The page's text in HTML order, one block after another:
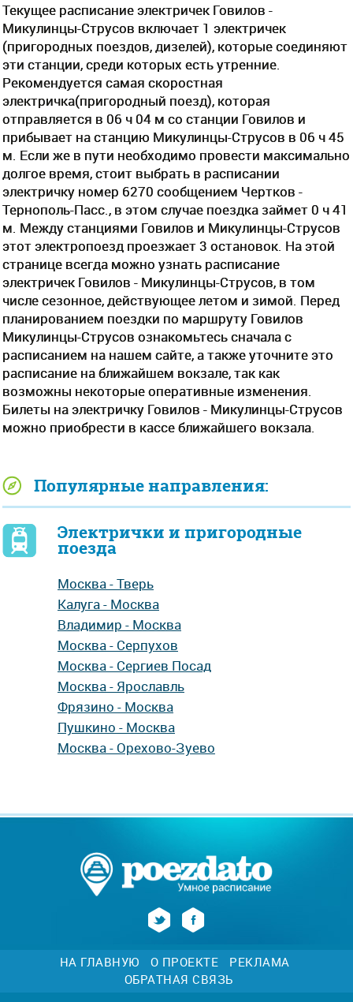
Текущее расписание электричек Говилов -
Микулинцы-Струсов включает 1 электричек
(пригородных поездов, дизелей), которые соединяют
эти станции, среди которых есть утренние.
Рекомендуется самая скоростная
электричка(пригородный поезд), которая
отправляется в 06 ч 04 м со станции Говилов и
прибывает на станцию Микулинцы-Струсов в 06 ч 45
м. Если же в пути необходимо провести максимально
долгое время, стоит выбрать в расписании
электричку номер 6270 сообщением Чертков -
Тернополь-Пасс., в этом случае поездка займет 0 ч 41
м. Между станциями Говилов и Микулинцы-Струсов
этот электропоезд проезжает 3 остановок. На этой
странице всегда можно узнать расписание
электричек Говилов - Микулинцы-Струсов, в том
числе сезонное, действующее летом и зимой. Перед
планированием поездки по маршруту Говилов
Микулинцы-Струсов ознакомьтесь сначала с
расписанием на нашем сайте, а также уточните это
расписание на ближайшем вокзале, так как
возможны некоторые оперативные изменения.
Билеты на электричку Говилов - Микулинцы-Струсов
можно приобрести в кассе ближайшего вокзала.
Популярные направления:
Электрички и пригородные
поезда
Москва - Тверь
Калуга - Москва
Владимир - Москва
Москва - Серпухов
Москва - Сергиев Посад
Москва - Ярославль
Фрязино - Москва
Пушкино - Москва
Москва - Орехово-Зуево
НА ГЛАВНУЮ О ПРОЕКТЕ
РЕКЛАМА
ОБРАТНАЯ СВЯЗЬ